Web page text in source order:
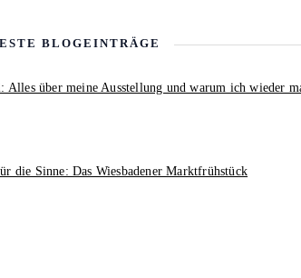
BLOGEINTRÄGE